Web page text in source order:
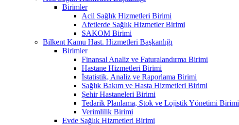
Birimler
Acil Sağlık Hizmetleri Birimi
Afetlerde Sağlık Hizmetler Birimi
SAKOM Birimi
Bilkent Kamu Hast. Hizmetleri Başkanlığı
Birimler
Finansal Analiz ve Faturalandırma Birimi
Hastane Hizmetleri Birimi
İstatistik, Analiz ve Raporlama Birimi
Sağlık Bakım ve Hasta Hizmetleri Birimi
Şehir Hastaneleri Birimi
Tedarik Planlama, Stok ve Lojistik Yönetimi Birimi
Verimlilik Birimi
Evde Sağlık Hizmetleri Birimi